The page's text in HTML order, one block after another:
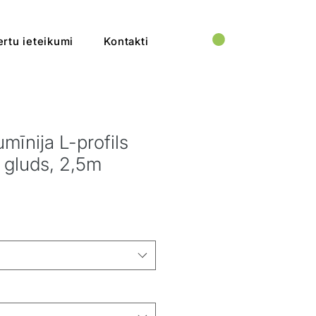
ieteikumi Kontakti
L-profils
gluds, 2,5m